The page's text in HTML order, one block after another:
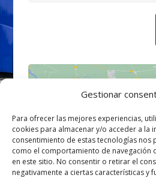
Gestionar
Para ofrecer las mejores experiencias,
cookies para almacenar y/o acceder a la
consentimiento de estas tecnologías
como el comportamiento de navegación
en este sitio. No consentir o retirar el
negativamente a ciertas características y
Haz clic para aceptar
marketing y permitir